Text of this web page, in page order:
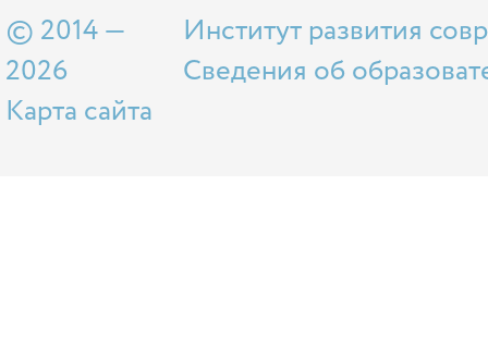
© 2014 —
2026
Карта сайта
Институт развития
Сведения об